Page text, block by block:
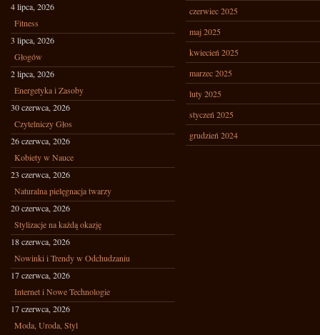
4 lipca, 2026
Fitness
3 lipca, 2026
Głogów
2 lipca, 2026
Energetyka i Zasoby
30 czerwca, 2026
Czytelniczy Głos
26 czerwca, 2026
Kobiety w Nauce
23 czerwca, 2026
Naturalna pielęgnacja twarzy
20 czerwca, 2026
Stylizacje na każdą okazję
18 czerwca, 2026
Nowinki i Trendy w Odchudzaniu
17 czerwca, 2026
Internet i Nowe Technologie
17 czerwca, 2026
Moda, Uroda, Styl
czerwiec 2025
maj 2025
kwiecień 2025
marzec 2025
luty 2025
styczeń 2025
grudzień 2024